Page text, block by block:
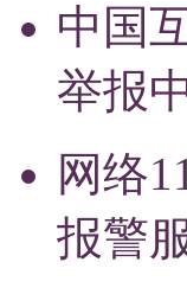
中国
举报
网络
报警